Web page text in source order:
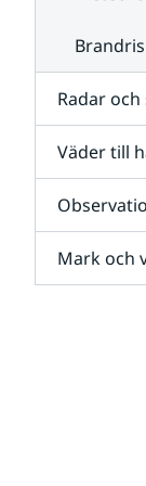
Radar
Väder till
Mark och